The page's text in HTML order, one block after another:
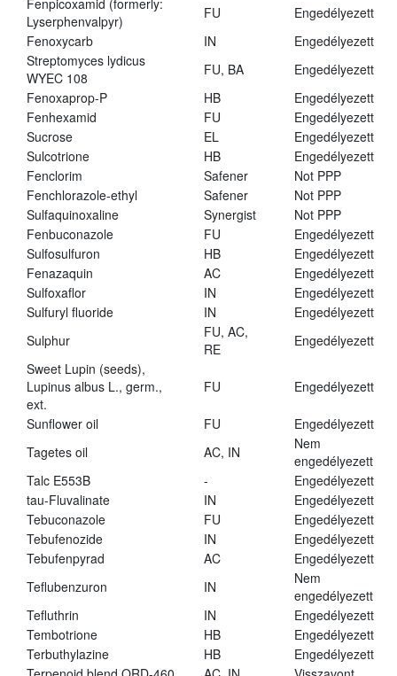
Fenpicoxamid (formerly:
Lyserphenvalpyr)
FU
Engedélyezett
Fenoxycarb
IN
Engedélyezett
Streptomyces lydicus
WYEC 108
FU, BA
Engedélyezett
Fenoxaprop-P
HB
Engedélyezett
Fenhexamid
FU
Engedélyezett
Sucrose
EL
Engedélyezett
Sulcotrione
HB
Engedélyezett
Fenclorim
Safener
Not PPP
Fenchlorazole-ethyl
Safener
Not PPP
Sulfaquinoxaline
Synergist
Not PPP
Fenbuconazole
FU
Engedélyezett
Sulfosulfuron
HB
Engedélyezett
Fenazaquin
AC
Engedélyezett
Sulfoxaflor
IN
Engedélyezett
Sulfuryl fluoride
IN
Engedélyezett
Sulphur
FU, AC,
RE
Engedélyezett
Sweet Lupin (seeds),
Lupinus albus L., germ.,
ext.
FU Engedélyezett
Sunflower oil FU
Engedélyezett
Tagetes oil
AC, IN
Nem
engedélyezett
Talc E553B
-
Engedélyezett
tau-Fluvalinate
IN
Engedélyezett
Tebuconazole
FU
Engedélyezett
Tebufenozide
IN
Engedélyezett
Tebufenpyrad
AC
Engedélyezett
Teflubenzuron
IN
Nem
engedélyezett
Tefluthrin
IN
Engedélyezett
Tembotrione
HB
Engedélyezett
Terbuthylazine
HB
Engedélyezett